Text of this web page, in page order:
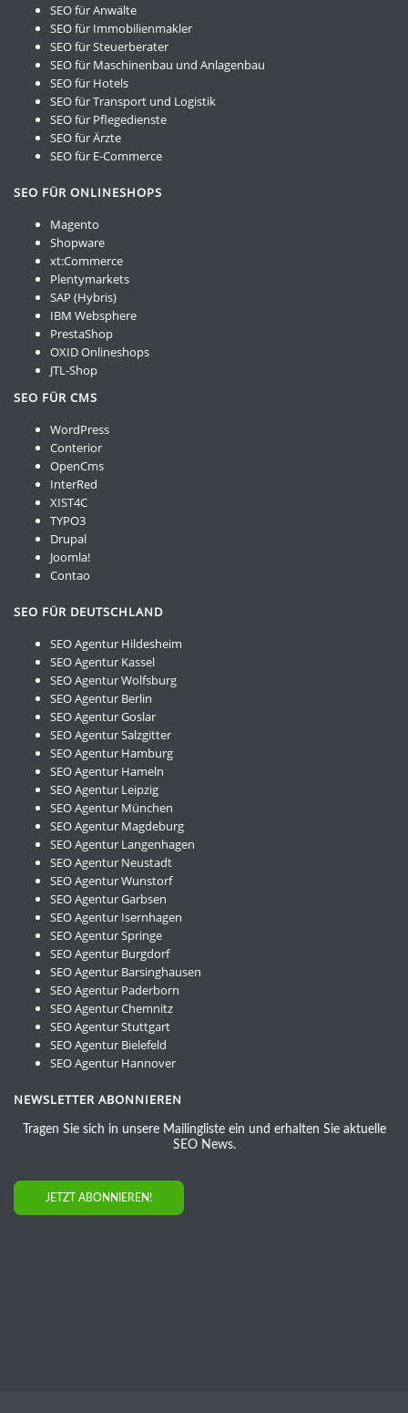
SEO für Anwälte
SEO für Immobilienmakler
SEO für Steuerberater
SEO für Maschinenbau und Anlagenbau
SEO für Hotels
SEO für Transport und Logistik
SEO für Pflegedienste
SEO für Ärzte
SEO für E-Commerce
SEO FÜR ONLINESHOPS
Magento
Shopware
xt:Commerce
Plentymarkets
SAP (Hybris)
IBM Websphere
PrestaShop
OXID Onlineshops
JTL-Shop
SEO FÜR CMS
WordPress
Conterior
OpenCms
InterRed
XIST4C
TYPO3
Drupal
Joomla!
Contao
SEO FÜR DEUTSCHLAND
SEO Agentur Hildesheim
SEO Agentur Kassel
SEO Agentur Wolfsburg
SEO Agentur Berlin
SEO Agentur Goslar
SEO Agentur Salzgitter
SEO Agentur Hamburg
SEO Agentur Hameln
SEO Agentur Leipzig
SEO Agentur München
SEO Agentur Magdeburg
SEO Agentur Langenhagen
SEO Agentur Neustadt
SEO Agentur Wunstorf
SEO Agentur Garbsen
SEO Agentur Isernhagen
SEO Agentur Springe
SEO Agentur Burgdorf
SEO Agentur Barsinghausen
SEO Agentur Paderborn
SEO Agentur Chemnitz
SEO Agentur Stuttgart
SEO Agentur Bielefeld
SEO Agentur Hannover
NEWSLETTER ABONNIEREN
Tragen Sie sich in unsere Mailingliste ein und erhalten Sie aktuelle
SEO News.
JETZT ABONNIEREN!